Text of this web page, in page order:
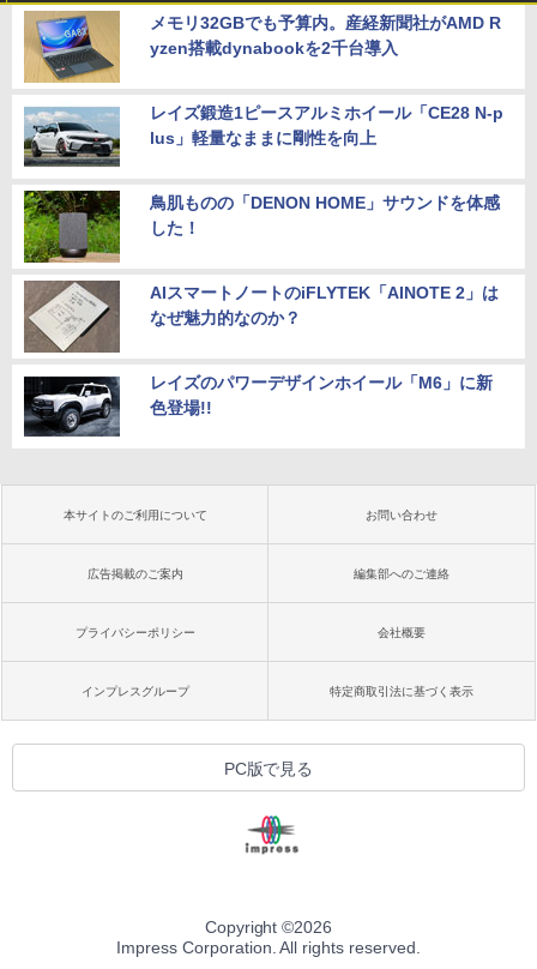
メモリ32GBでも予算内。産経新聞社がAMD R
yzen搭載dynabookを2千台導入
レイズ鍛造1ピースアルミホイール「CE28 N-p
lus」軽量なままに剛性を向上
鳥肌ものの「DENON HOME」サウンドを体感
した！
AIスマートノートのiFLYTEK「AINOTE 2」は
なぜ魅力的なのか？
レイズのパワーデザインホイール「M6」に新
色登場!!
本サイトのご利用について お問い合わせ
広告掲載のご案内 編集部へのご連絡
プライバシーポリシー 会社概要
インプレスグループ 特定商取引法に基づく表示
PC版で見る
Copyright ©2026
Impress Corporation. All rights reserved.